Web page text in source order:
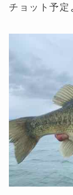
チョット予定